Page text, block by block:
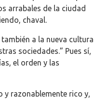
arrabales de la ciudad
chaval.
a la nueva cultura
sociedades.” Pues sí,
el orden y las
y razonablemente rico y,